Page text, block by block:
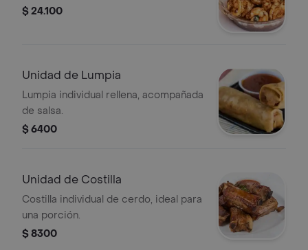
$ 24.100
Unidad de Lumpia
Lumpia individual rellena, acompañada
de salsa.
$ 6400
Unidad de Costilla
Costilla individual de cerdo, ideal para
una porción.
$ 8300